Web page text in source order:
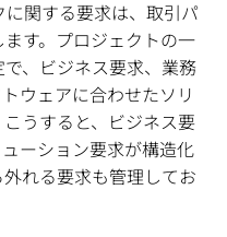
関する要求は、取引パ
す。プロジェクトの一
、ビジネス要求、業務
ウェアに合わせたソリ
うすると、ビジネス要
ーション要求が構造化
れる要求も管理してお